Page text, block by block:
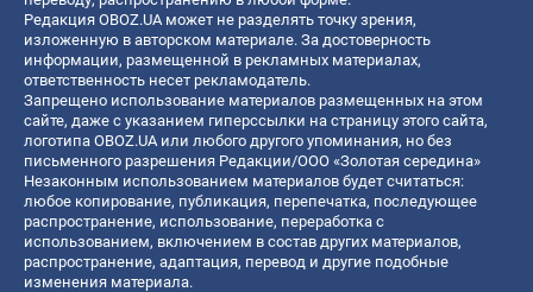
Редакция OBOZ.UA может не разделять точку зрения,
изложенную в авторском материале. За достоверность
информации, размещенной в рекламных материалах,
ответственность несет рекламодатель.
Запрещено использование материалов размещенных на этом
сайте, даже с указанием гиперссылки на страницу этого сайта,
логотипа OBOZ.UA или любого другого упоминания, но без
письменного разрешения Редакции/ООО «Золотая середина»
Незаконным использованием материалов будет считаться:
любое копирование, публикация, перепечатка, последующее
распространение, использование, переработка с
использованием, включением в состав других материалов,
распространение, адаптация, перевод и другие подобные
изменения материала.